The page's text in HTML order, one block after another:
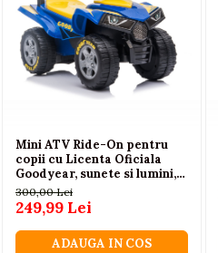
Mini ATV Ride-On pentru
copii cu Licenta Oficiala
Goodyear, sunete si lumini,
model 551-G, Albastru, 18
luni+, max. 25 kg
300,00 Lei
249,99 Lei
ADAUGA IN COS